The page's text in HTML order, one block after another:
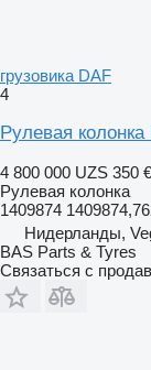
грузовика DAF
4
Рулевая
4 800 000 UZS 350 €
Рулевая колонка
1409874
Нидерланды,
BAS Parts & Tyres
Связаться с